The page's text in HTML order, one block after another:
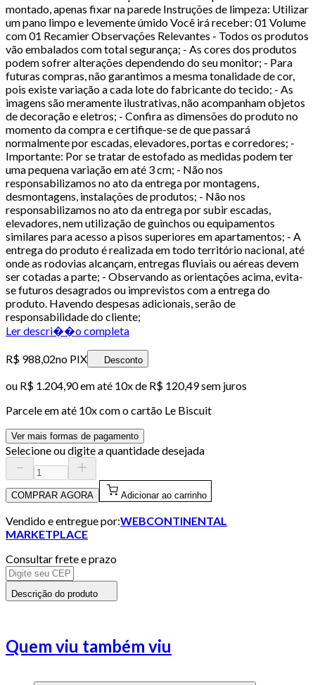
montado, apenas fixar na parede Instruções de limpeza: Utilizar
um pano limpo e levemente úmido Você irá receber: 01 Volume
com 01 Recamier Observações Relevantes - Todos os produtos
vão embalados com total segurança; - As cores dos produtos
podem sofrer alterações dependendo do seu monitor; - Para
futuras compras, não garantimos a mesma tonalidade de cor,
pois existe variação a cada lote do fabricante do tecido; - As
imagens são meramente ilustrativas, não acompanham objetos
de decoração e eletros; - Confira as dimensões do produto no
momento da compra e certifique-se de que passará
normalmente por escadas, elevadores, portas e corredores; -
Importante: Por se tratar de estofado as medidas podem ter
uma pequena variação em até 3 cm; - Não nos
responsabilizamos no ato da entrega por montagens,
desmontagens, instalações de produtos; - Não nos
responsabilizamos no ato da entrega por subir escadas,
elevadores, nem utilização de guinchos ou equipamentos
similares para acesso a pisos superiores em apartamentos; - A
entrega do produto é realizada em todo território nacional, até
onde as rodovias alcançam, entregas fluviais ou aéreas devem
ser cotadas a parte; - Observando as orientações acima, evita-
se futuros desagrados ou imprevistos com a entrega do
produto. Havendo despesas adicionais, serão de
responsabilidade do cliente;
Ler descri��o completa
R$ 988,02no PIX Desconto
ou R$ 1.204,90em até 10x de R$ 120,49 sem juros
Parcele em até 10x com o cartão Le Biscuit
Ver mais formas de pagamento
Selecione ou digite a quantidade desejada
COMPRAR AGORA Adicionar ao carrinho
Vendido e entregue por:WEBCONTINENTAL
MARKETPLACE
Consultar frete e prazo
Descrição do produto
Quem viu também viu